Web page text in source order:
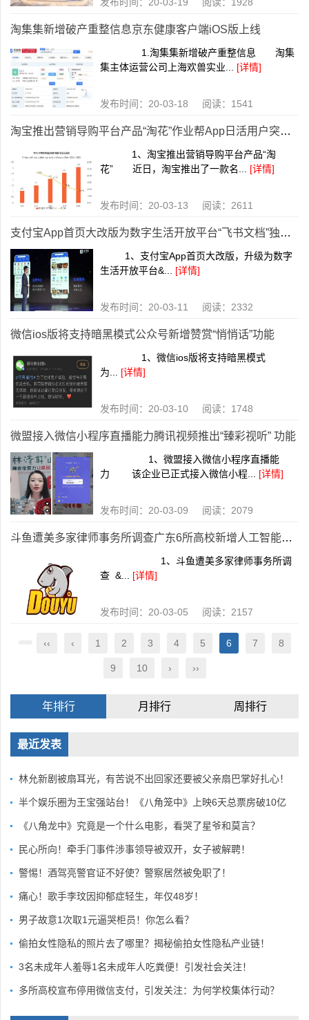
发布时间：20-03-19 阅读：1928
淘集集新增破产重整信息京东健康客户端iOS版上线
1.淘集集新增破产重整信息 淘集
集主体运营公司上海欢兽实业... [详情]
发布时间：20-03-18 阅读：1541
淘宝推出营销导购平台产品“淘花”作业帮App日活用户突破4100万
1、淘宝推出营销导购平台产品“淘
花” 近日，淘宝推出了一款名... [详情]
发布时间：20-03-13 阅读：2611
支付宝App首页大改版为数字生活开放平台“飞书文档”独立App
1、支付宝App首页大改版，升级为数字
生活开放平台&... [详情]
发布时间：20-03-11 阅读：2332
微信ios版将支持暗黑模式公众号新增赞赏“悄悄话”功能
1、微信ios版将支持暗黑模式
为... [详情]
发布时间：20-03-10 阅读：1748
微盟接入微信小程序直播能力腾讯视频推出“臻彩视听” 功能
1、微盟接入微信小程序直播能
力 该企业已正式接入微信小程... [详情]
发布时间：20-03-09 阅读：2079
斗鱼遭美多家律师事务所调查广东6所高校新增人工智能专业
1、斗鱼遭美多家律师事务所调
查 &... [详情]
发布时间：20-03-05 阅读：2157
‹‹ ‹ 1 2 3 4 5 6 7 8
9 10 › ››
年排行 月排行 周排行
最近发表
林允新剧被扇耳光，有苦说不出回家还要被父亲扇巴掌好扎心！
半个娱乐圈为王宝强站台！《八角笼中》上映6天总票房破10亿
《八角龙中》究竟是一个什么电影，看哭了星爷和莫言？
民心所向！牵手门事件涉事领导被双开，女子被解聘！
警惕！酒驾亮警官证不好使？警察居然被免职了！
痛心！歌手李玟因抑郁症轻生，年仅48岁！
男子故意1次取1元逼哭柜员！你怎么看？
偷拍女性隐私的照片去了哪里？揭秘偷拍女性隐私产业链！
3名未成年人羞辱1名未成年人吃粪便！引发社会关注！
多所高校宣布停用微信支付，引发关注：为何学校集体行动？